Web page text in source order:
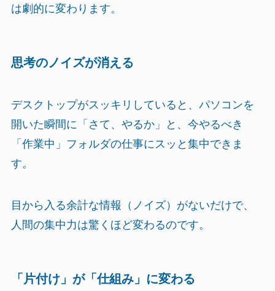
は劇的に変わります。
思考のノイズが消える
デスクトップがスッキリしていると、パソコンを
開いた瞬間に「さて、やるか」と、今やるべき
「作業中」フォルダの仕事にスッと集中できま
す。
目から入る余計な情報（ノイズ）がないだけで、
人間の集中力は驚くほど変わるのです。
「片付け」が「仕組み」に変わる